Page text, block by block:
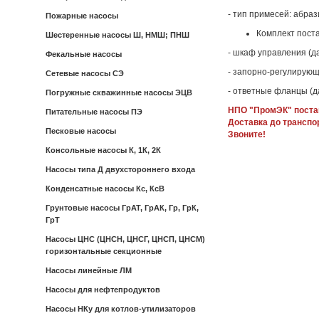
Пожарные насосы
Шестеренные насосы Ш, НМШ; ПНШ
Фекальные насосы
Сетевые насосы СЭ
Погружные скважинные насосы ЭЦВ
Питательные насосы ПЭ
Песковые насосы
Консольные насосы К, 1К, 2К
Насосы типа Д двухстороннего входа
Конденсатные насосы Кс, КсВ
Грунтовые насосы ГрАТ, ГрАК, Гр, ГрК,
ГрТ
Насосы ЦНС (ЦНСН, ЦНСГ, ЦНСП, ЦНСМ)
горизонтальные секционные
Насосы линейные ЛМ
Насосы для нефтепродуктов
Насосы НКу для котлов-утилизаторов
- тип примесей:
Комплект
- шкаф управления
- запорно-
- ответные фланцы
НПО "ПромЭК"
Доставка до
Звоните!